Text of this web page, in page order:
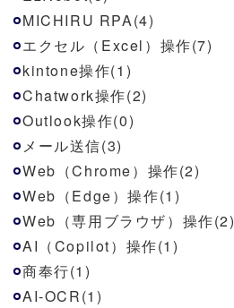
MICHIRU RPA(4)
エクセル（Excel）操作(7)
kintone操作(1)
Chatwork操作(2)
Outlook操作(0)
メール送信(3)
Web（Chrome）操作(2)
Web（Edge）操作(1)
Web（専用ブラウザ）操作(2)
AI（Copilot）操作(1)
商奉行(1)
AI-OCR(1)